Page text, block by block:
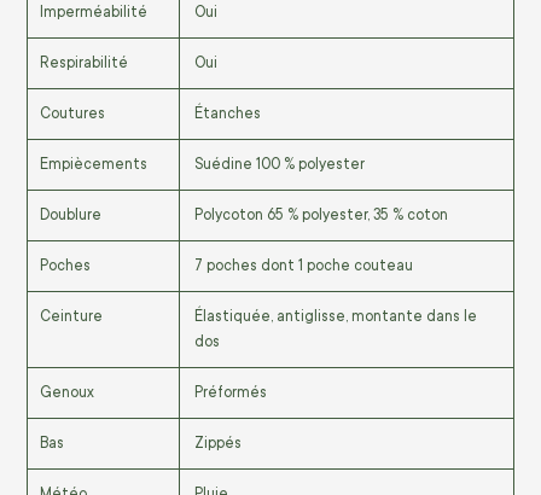
Imperméabilité Oui
Respirabilité Oui
Coutures Étanches
Empiècements Suédine 100 % polyester
Doublure Polycoton 65 % polyester, 35 % coton
Poches 7 poches dont 1 poche couteau
Ceinture
Élastiquée, antiglisse, montante dans le
dos
Genoux Préformés
Bas Zippés